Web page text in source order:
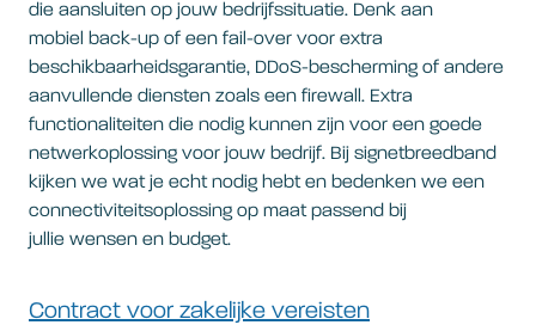
die aansluiten op jouw bedrijfssituatie. Denk aan
mobiel back-up of een fail-over voor extra
beschikbaarheidsgarantie, DDoS-bescherming of andere
aanvullende diensten zoals een firewall. Extra
functionaliteiten die nodig kunnen zijn voor een goede
netwerkoplossing voor jouw bedrijf. Bij signetbreedband
kijken we wat je echt nodig hebt en bedenken we een
connectiviteitsoplossing op maat passend bij
jullie wensen en budget.
Contract voor zakelijke vereisten